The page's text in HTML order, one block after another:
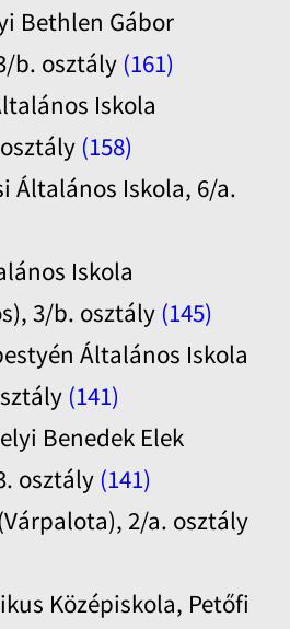
Bethlen Gábor
b. osztály (161)
Iskola
(158)
Általános Iskola, 6/a.
Iskola
3/b. osztály (145)
Általános Iskola
(141)
Benedek Elek
osztály (141)
2/a. osztály
Középiskola, Petőfi